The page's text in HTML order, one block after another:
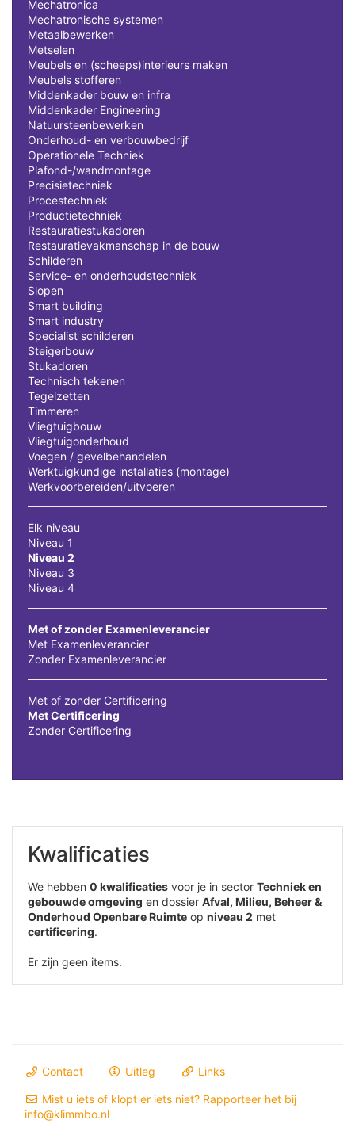
Mechatronica
Mechatronische systemen
Metaalbewerken
Metselen
Meubels en (scheeps)interieurs maken
Meubels stofferen
Middenkader bouw en infra
Middenkader Engineering
Natuursteenbewerken
Onderhoud- en verbouwbedrijf
Operationele Techniek
Plafond-/wandmontage
Precisietechniek
Procestechniek
Productietechniek
Restauratiestukadoren
Restauratievakmanschap in de bouw
Schilderen
Service- en onderhoudstechniek
Slopen
Smart building
Smart industry
Specialist schilderen
Steigerbouw
Stukadoren
Technisch tekenen
Tegelzetten
Timmeren
Vliegtuigbouw
Vliegtuigonderhoud
Voegen / gevelbehandelen
Werktuigkundige installaties (montage)
Werkvoorbereiden/uitvoeren
Elk niveau
Niveau 1
Niveau 2
Niveau 3
Niveau 4
Met of zonder Examenleverancier
Met Examenleverancier
Zonder Examenleverancier
Met of zonder Certificering
Met Certificering
Zonder Certificering
Kwalificaties
We hebben 0 kwalificaties voor je in sector Techniek en
gebouwde omgeving en dossier Afval, Milieu, Beheer &
Onderhoud Openbare Ruimte op niveau 2 met
certificering.
Er zijn geen items.
Contact Uitleg Links
Mist u iets of klopt er iets niet? Rapporteer het bij
info@klimmbo.nl